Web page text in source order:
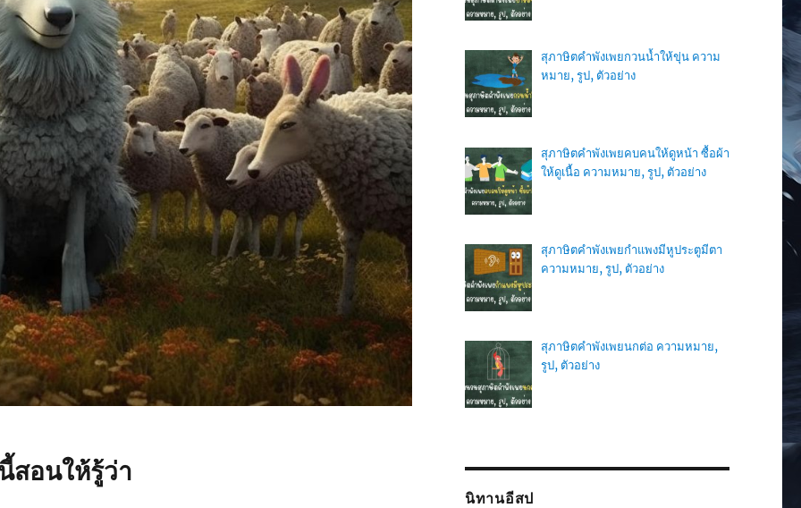
สอนให้รู้ว่า
สุภาษิตคำพังเพยกวนน้ำให้ขุ่น ความ
หมาย, รูป, ตัวอย่าง
สุภาษิตคำพังเพยคบคนให้ดูหน้า ซื้อผ้า
ให้ดูเนื้อ ความหมาย, รูป, ตัวอย่าง
สุภาษิตคำพังเพยกำแพงมีหูประตูมีตา
ความหมาย, รูป, ตัวอย่าง
สุภาษิตคำพังเพยนกต่อ ความหมาย,
รูป, ตัวอย่าง
นิทานอีสป